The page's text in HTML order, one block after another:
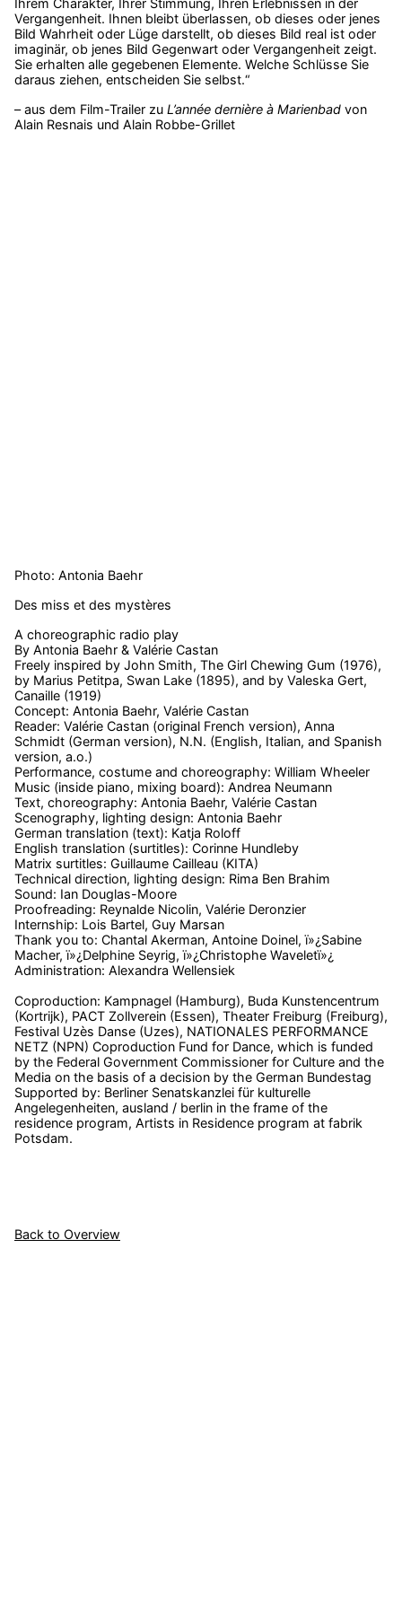
Vergangenheit. Ihnen bleibt überlassen, ob dieses oder jenes
Bild Wahrheit oder Lüge darstellt, ob dieses Bild real ist oder
imaginär, ob jenes Bild Gegenwart oder Vergangenheit zeigt.
Sie erhalten alle gegebenen Elemente. Welche Schlüsse Sie
daraus ziehen, entscheiden Sie selbst.“
– aus dem Film-Trailer zu L’année dernière à Marienbad von
Alain Resnais und Alain Robbe-Grillet
Photo: Antonia Baehr
Des miss et des mystères
A choreographic radio play
By Antonia Baehr & Valérie Castan
Freely inspired by John Smith, The Girl Chewing Gum (1976),
by Marius Petitpa, Swan Lake (1895), and by Valeska Gert,
Canaille (1919)
Concept: Antonia Baehr, Valérie Castan
Reader: Valérie Castan (original French version), Anna
Schmidt (German version), N.N. (English, Italian, and Spanish
version, a.o.)
Performance, costume and choreography: William Wheeler
Music (inside piano, mixing board): Andrea Neumann
Text, choreography: Antonia Baehr, Valérie Castan
Scenography, lighting design: Antonia Baehr
German translation (text): Katja Roloff
English translation (surtitles): Corinne Hundleby
Matrix surtitles: Guillaume Cailleau (KITA)
Technical direction, lighting design: Rima Ben Brahim
Sound: Ian Douglas-Moore
Proofreading: Reynalde Nicolin, Valérie Deronzier
Internship: Lois Bartel, Guy Marsan
Thank you to: Chantal Akerman, Antoine Doinel, ï»¿Sabine
Macher, ï»¿Delphine Seyrig, ï»¿Christophe Waveletï»¿
Administration: Alexandra Wellensiek
Coproduction: Kampnagel (Hamburg), Buda Kunstencentrum
(Kortrijk), PACT Zollverein (Essen), Theater Freiburg (Freiburg),
Festival Uzès Danse (Uzes), NATIONALES PERFORMANCE
NETZ (NPN) Coproduction Fund for Dance, which is funded
by the Federal Government Commissioner for Culture and the
Media on the basis of a decision by the German Bundestag
Supported by: Berliner Senatskanzlei für kulturelle
Angelegenheiten, ausland / berlin in the frame of the
residence program, Artists in Residence program at fabrik
Potsdam.
Back to Overview